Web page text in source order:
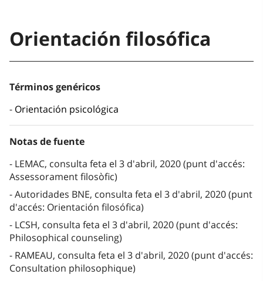
Orientación filosófica
Términos genéricos
Orientación psicológica
Notas de fuente
LEMAC, consulta feta el 3 d'abril, 2020 (punt d'accés:
Assessorament filosòfic)
Autoridades BNE, consulta feta el 3 d'abril, 2020 (punt
d'accés: Orientación filosófica)
LCSH, consulta feta el 3 d'abril, 2020 (punt d'accés:
Philosophical counseling)
RAMEAU, consulta feta el 3 d'abril, 2020 (punt d'accés:
Consultation philosophique)